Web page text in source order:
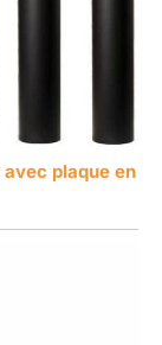
plaque en